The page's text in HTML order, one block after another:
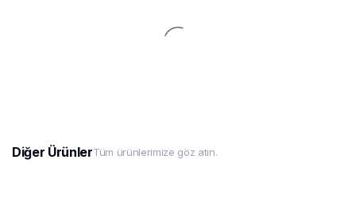
Diğer ÜrünlerTüm ürünlerimize göz atın.